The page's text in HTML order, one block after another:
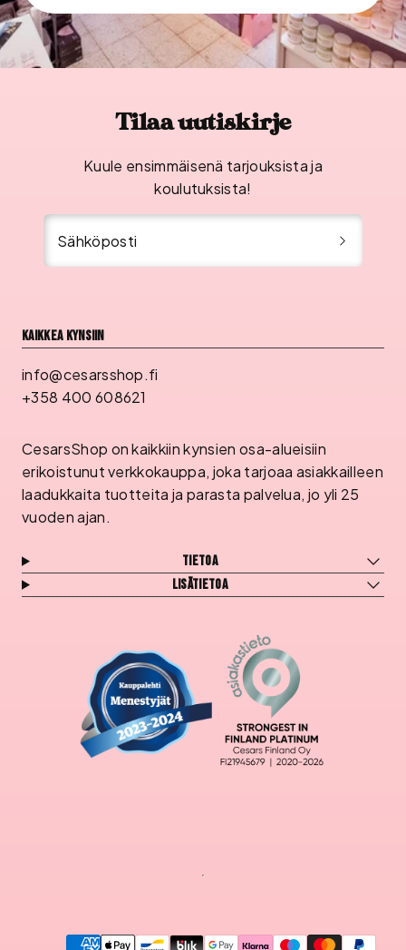
Tilaa uutiskirje
Kuule ensimmäisenä tarjouksista ja
koulutuksista!
Sähköposti
Kaikkea kynsiin
info@cesarsshop.fi
+358 400 608621
CesarsShop on kaikkiin kynsien osa-alueisiin
erikoistunut verkkokauppa, joka tarjoaa asiakkailleen
laadukkaita tuotteita ja parasta palvelua, jo yli 25
vuoden ajan.
Tietoa
Lisätietoa
Maksutavat